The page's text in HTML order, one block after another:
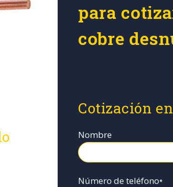
para
cobre
Cotización
Nombre
Número de teléfono*